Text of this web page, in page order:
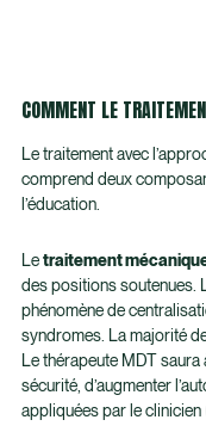
COMMENT LE
Le traitement avec
comprend deux
l’éducation.
Le traitement
des positions soutenues.
phénomène de
syndromes. La majorité
Le thérapeute MDT saura
sécurité, d’augmenter
appliquées par le